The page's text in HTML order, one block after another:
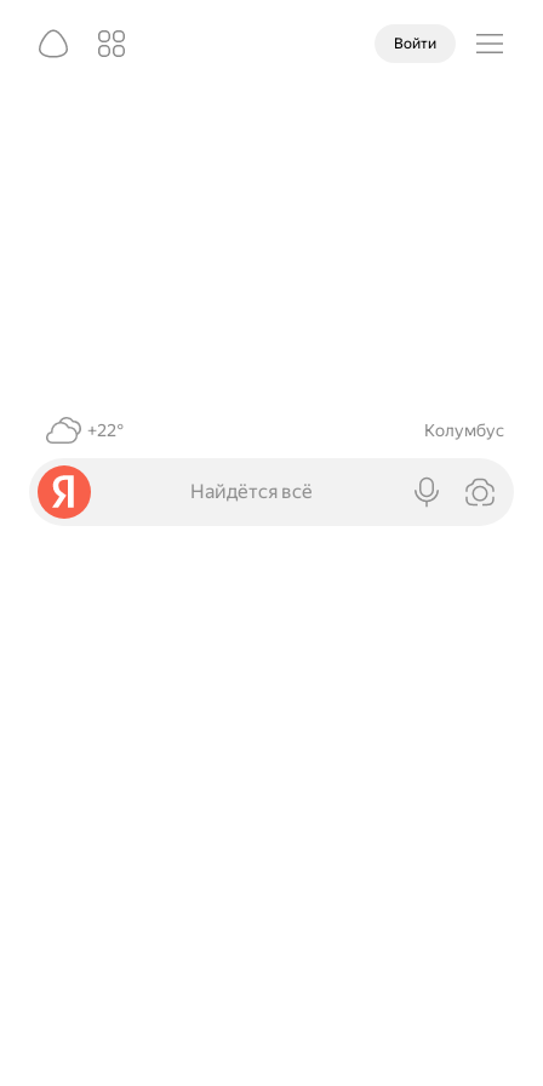
Войти
+22° Колумбус
Найдётся всё